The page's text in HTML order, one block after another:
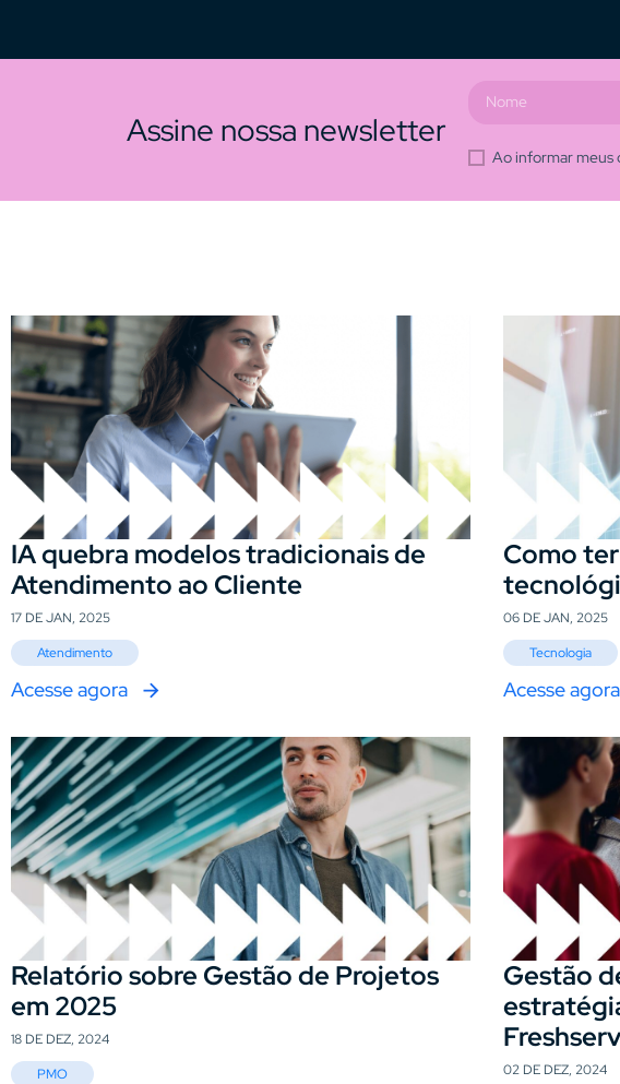
Assine nossa newsletter
Ao informar meus
IA quebra modelos tradicionais de
Atendimento ao Cliente
17 DE JAN, 2025
Atendimento
Acesse agora
Como
06 DE JAN, 2025
Tecnologia
Acesse agora
Relatório sobre Gestão de Projetos
em 2025
18 DE DEZ, 2024
PMO
Gestão
02 DE DEZ, 2024